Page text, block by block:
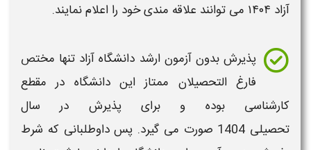
آزاد
می توانند علاقه مندی خود را اعلام نمایند.
پذیرش بدون آزمونارشد دانشگاه آزاد تنها مختص
فارغ التحصیلان ممتاز این دانشگاه در مقطع
کارشناسیبوده و برای پذیرش در سال
تحصیلی
صورت می گیرد. پس داوطلبانی که شرط